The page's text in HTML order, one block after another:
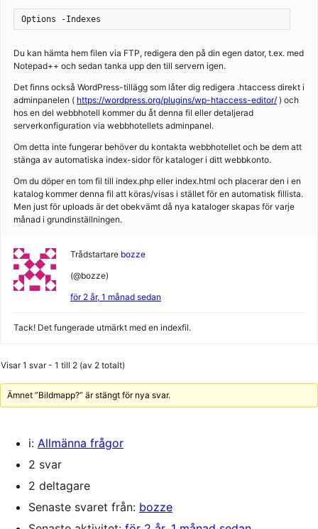
Options -Indexes
Du kan hämta hem filen via FTP, redigera den på din egen dator, t.ex. med
Notepad++ och sedan tanka upp den till servern igen.
Det finns också WordPress-tillägg som låter dig redigera .htaccess direkt i
adminpanelen ( https://wordpress.org/plugins/wp-htaccess-editor/ ) och
hos en del webbhotell kommer du åt denna fil eller detaljerad
serverkonfiguration via webbhotellets adminpanel.
Om detta inte fungerar behöver du kontakta webbhotellet och be dem att
stänga av automatiska index-sidor för kataloger i ditt webbkonto.
Om du döper en tom fil till index.php eller index.html och placerar den i en
katalog kommer denna fil att köras/visas i stället för en automatisk fillista.
Men just för uploads är det obekvämt då nya kataloger skapas för varje
månad i grundinställningen.
Trådstartare bozze
(@bozze)
för 2 år, 1 månad sedan
Tack! Det fungerade utmärkt med en indexfil.
Visar 1 svar - 1 till 2 (av 2 totalt)
Ämnet ”Bildmapp?” är stängt för nya svar.
i: Allmänna frågor
2 svar
2 deltagare
Senaste svaret från: bozze